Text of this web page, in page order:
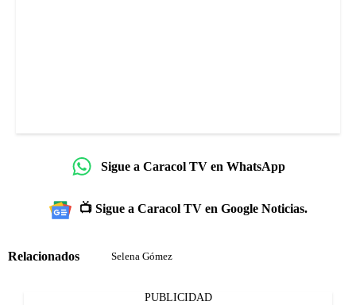
Sigue a Caracol TV en WhatsApp
📺 Sigue a Caracol TV en Google Noticias.
Relacionados Selena Gómez
PUBLICIDAD